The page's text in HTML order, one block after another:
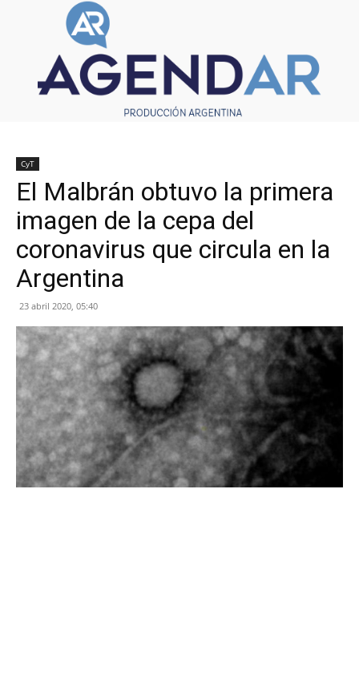
CyT
El Malbrán obtuvo la primera
imagen de la cepa del
coronavirus que circula en la
Argentina
23 abril 2020, 05:40